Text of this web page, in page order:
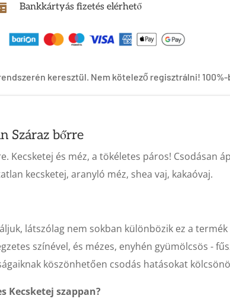
Bankkártyás fizetés elérhető
keresztül. Nem kötelező regisztrálni! 100%-
Száraz bőrre
Kecsketej és méz, a tökéletes páros! Csodásan
kecsketej, aranyló méz, shea vaj, kakaóvaj.
látszólag nem sokban különbözik ez a
színével, és mézes, enyhén gyümölcsös -
köszönhetően csodás hatásokat
Kecsketej szappan?